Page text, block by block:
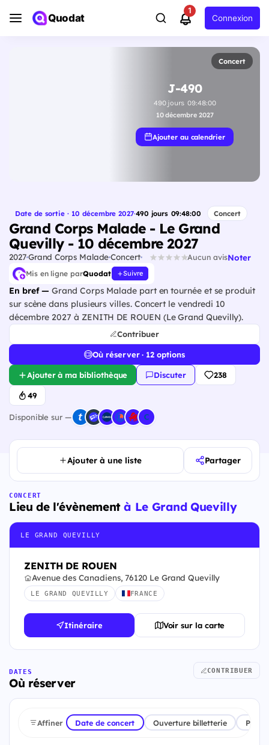
Quodat
1
Connexion
Concert
J-490
490jours 09:47:59
10 décembre 2027
Ajouter au calendrier
Date de sortie · 10 décembre 2027·490 jours 09:47:59 Concert
Grand Corps Malade - Le Grand
Quevilly - 10 décembre 2027
2027Grand Corps MaladeConcert Aucun avisNoter
Mis en ligne parQuodat Suivre
En bref — Grand Corps Malade part en tournée et se produit
sur scène dans plusieurs villes. Concert le vendredi 10
décembre 2027 à ZENITH DE ROUEN (Le Grand Quevilly).
Contribuer
Où réserver · 12 options
Ajouter à ma bibliothèque Discuter 238
49
Disponible sur —
Ajouter à une liste Partager
CONCERT
Lieu de l'évènementà Le Grand Quevilly
LE GRAND QUEVILLY
ZENITH DE ROUEN
Avenue des Canadiens, 76120 Le Grand Quevilly
LE GRAND QUEVILLY FRANCE
Itinéraire Voir sur la carte
DATES
Où réserver
CONTRIBUER
Affiner Date de concert Ouverture billetterie